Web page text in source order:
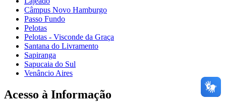
Câmpus Novo Hamburgo
Passo Fundo
Pelotas
Pelotas - Visconde da Graça
Santana do Livramento
Sapiranga
Sapucaia do Sul
Venâncio Aires
Acesso à Informação